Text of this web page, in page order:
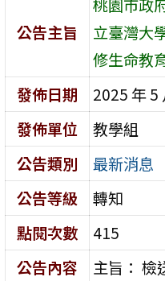
公告主旨
桃園市政
立臺灣大
修生命教
發佈日期
2025 年 5
發佈單位
教學組
公告類別
最新消息
公告等級
轉知
點閱次數
415
公告內容
主旨： 檢